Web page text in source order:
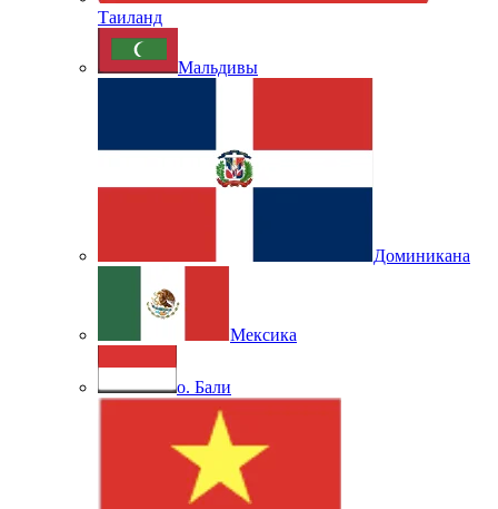
Таиланд
Мальдивы
Доминикана
Мексика
о. Бали